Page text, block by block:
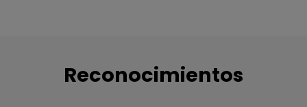
Reconocimientos